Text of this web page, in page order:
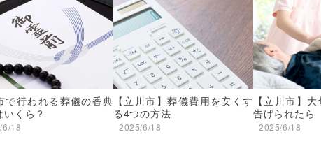
で行われる葬儀の香典
いくら？
6/18
【立川市】葬儀費用を安くす
る4つの方法
2025/6/18
【立川市】
告げられたら
2025/6/18